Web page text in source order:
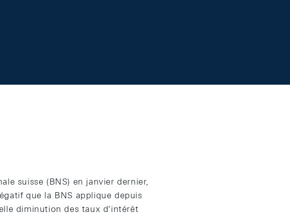
suisse (BNS) en janvier dernier,
que la BNS applique depuis
diminution des taux d'intérêt